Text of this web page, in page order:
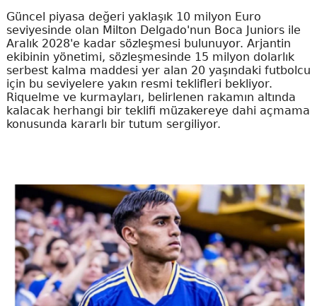
Güncel piyasa değeri yaklaşık 10 milyon Euro
seviyesinde olan Milton Delgado'nun Boca Juniors ile
Aralık 2028'e kadar sözleşmesi bulunuyor. Arjantin
ekibinin yönetimi, sözleşmesinde 15 milyon dolarlık
serbest kalma maddesi yer alan 20 yaşındaki futbolcu
için bu seviyelere yakın resmi teklifleri bekliyor.
Riquelme ve kurmayları, belirlenen rakamın altında
kalacak herhangi bir teklifi müzakereye dahi açmama
konusunda kararlı bir tutum sergiliyor.